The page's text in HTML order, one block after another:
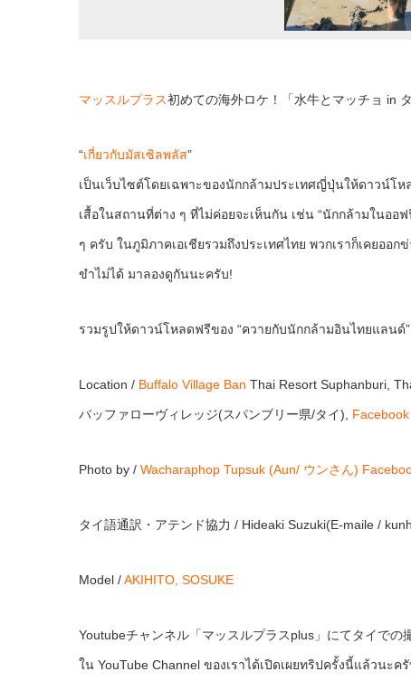
マッスルプラス初めての海外ロケ！「水牛とマッチョ in
“เกี่ยวกับมัสเซิลพลัส”
เป็นเว็บไซต์โดยเฉพาะของนักกล้ามประเทศญี่ปุ่นให้ดาวน์โห
เสื้อในสถานที่ต่าง ๆ ที่ไม่ค่อยจะเห็นกัน เช่น “นักกล้ามในออ
ๆ ครับ ในภูมิภาคเอเชียรวมถึงประเทศไทย พวกเราก็เคยออ
ขำไม่ได้ มาลองดูกันนะครับ!
รวมรูปให้ดาวน์โหลดฟรีของ “ควายกับนักกล้ามอินไทยแลนด์”
Location / Buffalo Village Ban Thai Resort Suphanburi,
バッファローヴィレッジ(スパンブリー県/タイ), Facebook
Photo by / Wacharaphop Tupsuk (Aun/ ウンさん)
タイ語通訳・アテンド協力 / Hideaki Suzuki(E-maile /
Model /AKIHITO, SOSUKE
Youtubeチャンネル「マッスルプラスplus」にてタイでの
ใน YouTube Channel ของเราได้เปิดเผยทริปครั้งนี้แล้วนะครั